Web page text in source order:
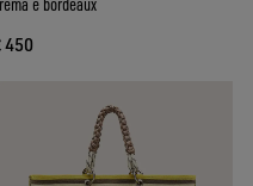
450